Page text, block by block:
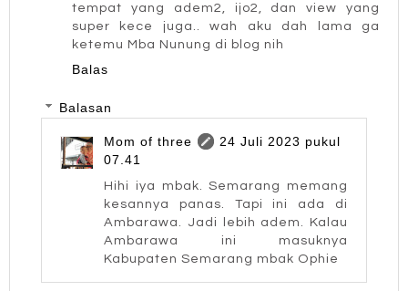
tempat yang adem2, ijo2, dan view yang
super kece juga.. wah aku dah lama ga
ketemu Mba Nunung di blog nih
Balas
Balasan
Mom of three
24 Juli 2023 pukul
07.41
Hihi iya mbak. Semarang memang
kesannya panas. Tapi ini ada di
Ambarawa. Jadi lebih adem. Kalau
Ambarawa ini masuknya
Kabupaten Semarang mbak Ophie